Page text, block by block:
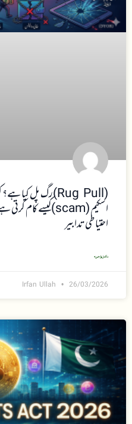
احتیاطی تدابیر
مکمل پڑھیں »
Irfan Ullah 26/03/2026